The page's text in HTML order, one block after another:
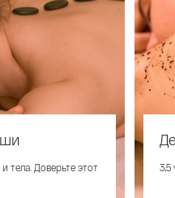
тела. Доверьте этот
3,5